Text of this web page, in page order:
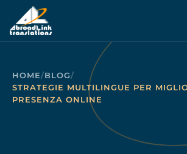
Vai al contenuto principale
HOME/BLOG/
STRATEGIE MULTILINGUE PER
PRESENZA ONLINE